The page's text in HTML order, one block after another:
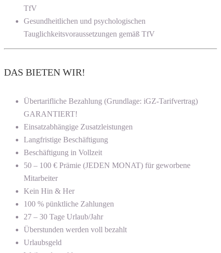
TfV
Gesundheitlichen und psychologischen
Tauglichkeitsvoraussetzungen gemäß TfV
DAS BIETEN WIR!
Übertarifliche Bezahlung (Grundlage: iGZ-Tarifvertrag)
GARANTIERT!
Einsatzabhängige Zusatzleistungen
Langfristige Beschäftigung
Beschäftigung in Vollzeit
50 – 100 € Prämie (JEDEN MONAT) für geworbene
Mitarbeiter
Kein Hin & Her
100 % pünktliche Zahlungen
27 – 30 Tage Urlaub/Jahr
Überstunden werden voll bezahlt
Urlaubsgeld